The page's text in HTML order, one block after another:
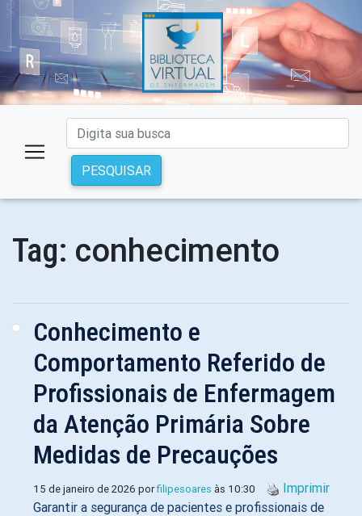
PESQUISAR
Tag: conhecimento
Conhecimento e
Comportamento Referido de
Profissionais de Enfermagem
da Atenção Primária Sobre
Medidas de Precauções
15 de janeiro de 2026 porfilipesoares às 10:30
Imprimir
Garantir a segurança de pacientes e profissionais de